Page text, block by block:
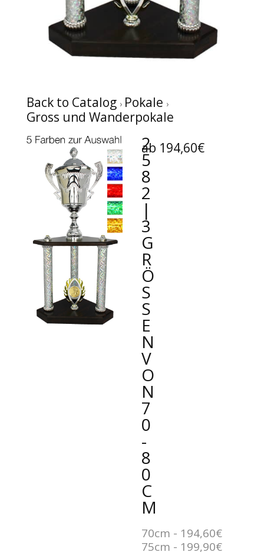
Back to Catalog Pokale
Gross und Wanderpokale
2
5
8
2
|
3
G
R
Ö
SS
E
N
VO
N
7
0
-
8
0
C
M
ab 194,60€
70cm - 194,60€
75cm - 199,90€